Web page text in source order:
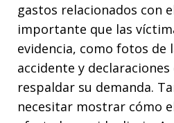
gastos relacionados con
importante que las
evidencia, como fotos de
accidente y
respaldar su demanda.
necesitar mostrar cómo